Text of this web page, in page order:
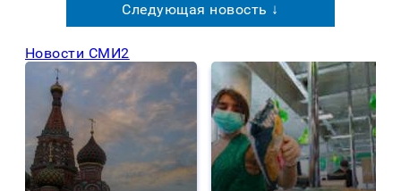
Следующая новость ↓
Новости СМИ2